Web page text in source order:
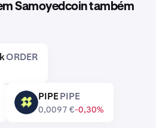
Samoyedcoin também
ORDER
PIPE PIPEPIPE
0,0097 €-0,30%